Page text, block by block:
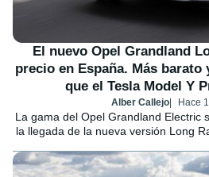
El nuevo Opel Grandland
precio en España. Más
que el Tesla Model Y
Alber Callejo Hace
La gama del Opel Grandland Electric
la llegada de la nueva versión Long